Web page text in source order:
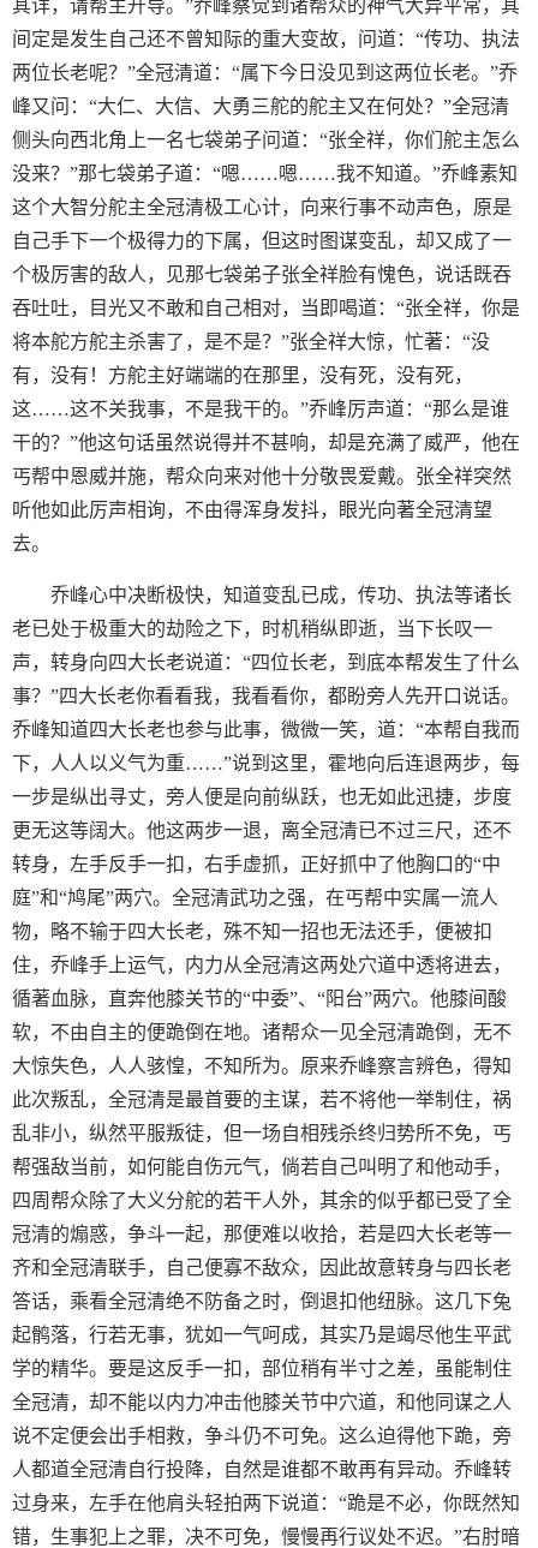
其详，请帮主开导。”乔峰察觉到诸帮众的神气大异平常，其
间定是发生自己还不曾知际的重大变故，问道：“传功、执法
两位长老呢？”全冠清道：“属下今日没见到这两位长老。”乔
峰又问：“大仁、大信、大勇三舵的舵主又在何处？”全冠清
侧头向西北角上一名七袋弟子问道：“张全祥，你们舵主怎么
没来？”那七袋弟子道：“嗯……嗯……我不知道。”乔峰素知
这个大智分舵主全冠清极工心计，向来行事不动声色，原是
自己手下一个极得力的下属，但这时图谋变乱，却又成了一
个极厉害的敌人，见那七袋弟子张全祥脸有愧色，说话既吞
吞吐吐，目光又不敢和自己相对，当即喝道：“张全祥，你是
将本舵方舵主杀害了，是不是？”张全祥大惊，忙著：“没
有，没有！方舵主好端端的在那里，没有死，没有死，
这……这不关我事，不是我干的。”乔峰厉声道：“那么是谁
干的？”他这句话虽然说得并不甚响，却是充满了威严，他在
丐帮中恩威并施，帮众向来对他十分敬畏爱戴。张全祥突然
听他如此厉声相询，不由得浑身发抖，眼光向著全冠清望
去。
乔峰心中决断极快，知道变乱已成，传功、执法等诸长
老已处于极重大的劫险之下，时机稍纵即逝，当下长叹一
声，转身向四大长老说道：“四位长老，到底本帮发生了什么
事？”四大长老你看看我，我看看你，都盼旁人先开口说话。
乔峰知道四大长老也参与此事，微微一笑，道：“本帮自我而
下，人人以义气为重……”说到这里，霍地向后连退两步，每
一步是纵出寻丈，旁人便是向前纵跃，也无如此迅捷，步度
更无这等阔大。他这两步一退，离全冠清已不过三尺，还不
转身，左手反手一扣，右手虚抓，正好抓中了他胸口的“中
庭”和“鸠尾”两穴。全冠清武功之强，在丐帮中实属一流人
物，略不输于四大长老，殊不知一招也无法还手，便被扣
住，乔峰手上运气，内力从全冠清这两处穴道中透将进去，
循著血脉，直奔他膝关节的“中委”、“阳台”两穴。他膝间酸
软，不由自主的便跪倒在地。诸帮众一见全冠清跪倒，无不
大惊失色，人人骇惶，不知所为。原来乔峰察言辨色，得知
此次叛乱，全冠清是最首要的主谋，若不将他一举制住，祸
乱非小，纵然平服叛徒，但一场自相残杀终归势所不免，丐
帮强敌当前，如何能自伤元气，倘若自己叫明了和他动手，
四周帮众除了大义分舵的若干人外，其余的似乎都已受了全
冠清的煽惑，争斗一起，那便难以收拾，若是四大长老等一
齐和全冠清联手，自己便寡不敌众，因此故意转身与四长老
答话，乘看全冠清绝不防备之时，倒退扣他纽脉。这几下兔
起鹘落，行若无事，犹如一气呵成，其实乃是竭尽他生平武
学的精华。要是这反手一扣，部位稍有半寸之差，虽能制住
全冠清，却不能以内力冲击他膝关节中穴道，和他同谋之人
说不定便会出手相救，争斗仍不可免。这么迫得他下跪，旁
人都道全冠清自行投降，自然是谁都不敢再有异动。乔峰转
过身来，左手在他肩头轻拍两下说道：“跪是不必，你既然知
错，生事犯上之罪，决不可免，慢慢再行议处不迟。”右肘暗